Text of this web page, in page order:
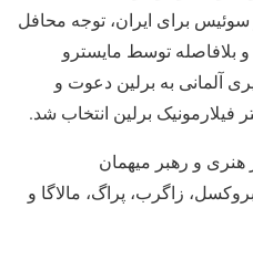
برای ایران، توجه محافل
بلافاصله توسط مایسترو
آلمانی به برلین دعوت و
برلین انتخاب شد.
و رهبر میهمان
زاگرب، پراگ، مالاگا و